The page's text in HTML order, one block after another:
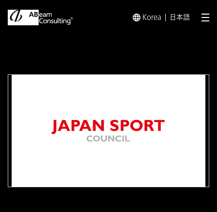
Korea 日本語 メ